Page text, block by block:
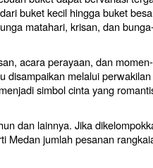
buket kecil hingga buket
matahari, krisan, dan
acara perayaan, dan
disampaikan melalui
simbol cinta yang
dan lainnya. Jika
Medan jumlah pesanan